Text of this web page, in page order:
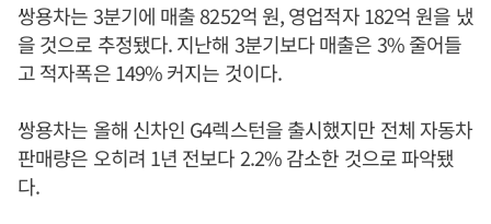
쌍용차는 3분기에 매출 8252억 원, 영업적자 182억 원을 냈
을 것으로 추정됐다. 지난해 3분기보다 매출은 3% 줄어들
고 적자폭은 149% 커지는 것이다.
쌍용차는 올해 신차인 G4렉스턴을 출시했지만 전체 자동차
판매량은 오히려 1년 전보다 2.2% 감소한 것으로 파악됐
다.